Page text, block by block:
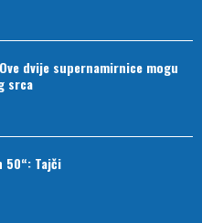
dvije supernamirnice mogu
srca
50“: Tajči